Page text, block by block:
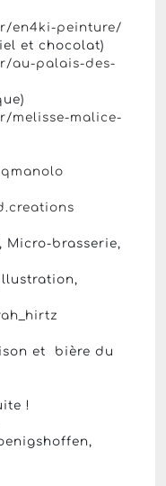
en4ki-peinture/
et chocolat)
au-palais-des-
melisse-malice-
Micro-brasserie,
et bière du
!